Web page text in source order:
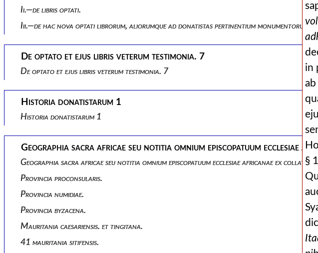
Ii.—de libris optati.
Iii.—de hac nova optati librorum, aliorumque ad donatistas pertinentium monumentorum
De optato et ejus libris veterum testimonia. 7
De optato et ejus libris veterum testimonia. 7
Historia donatistarum 1
Historia donatistarum 1
Geographia sacra africae seu notitia omnium episcopatuum ecclesiae
Geographia sacra africae seu notitia omnium episcopatuum ecclesiae africanae ex
Provincia proconsularis.
Provincia numidiae.
Provincia byzacena.
Mauritania caesariensis. et tingitana.
41 mauritania sitifensis.
in
§